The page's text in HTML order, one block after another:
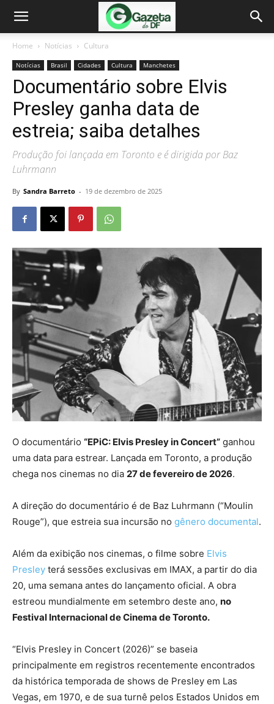
Home Notícias Cultura
Notícias Brasil Cidades Cultura Manchetes
Documentário sobre Elvis
Presley ganha data de
estreia; saiba detalhes
Produção foi lançada em Toronto e é dirigida por Baz
Luhrmann
By Sandra Barreto - 19 de dezembro de 2025
O documentário “EPiC: Elvis Presley in Concert” ganhou
uma data para estrear. Lançada em Toronto, a produção
chega nos cinemas no dia 27 de fevereiro de 2026.
A direção do documentário é de Baz Luhrmann (“Moulin
Rouge”), que estreia sua incursão no gênero documental.
Além da exibição nos cinemas, o filme sobre Elvis
Presley terá sessões exclusivas em IMAX, a partir do dia
20, uma semana antes do lançamento oficial. A obra
estreou mundialmente em setembro deste ano, no
Festival Internacional de Cinema de Toronto.
“Elvis Presley in Concert (2026)” se baseia
principalmente em registros recentemente encontrados
da histórica temporada de shows de Presley em Las
Vegas, em 1970, e de sua turnê pelos Estados Unidos em